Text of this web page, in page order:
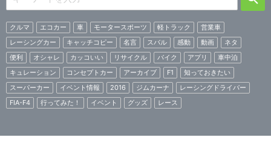
クルマ エコカー 車 モータースポーツ 軽トラック
営業車
レーシングカー
キャッチコピー 名言 スバル 感動 動画
ネタ
便利
オシャレ カッコいい リサイクル バイク アプリ
車中泊
キュレーション
コンセプトカー アーカイブ F1
知っておきたい
スーパーカー
イベント情報 2016 ジムカーナ
レーシングドライバー
FIA-F4
行ってみた！ イベント グッズ レース